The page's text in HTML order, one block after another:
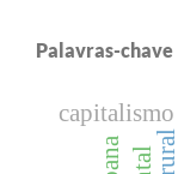
Palavras-chave
capitalismo